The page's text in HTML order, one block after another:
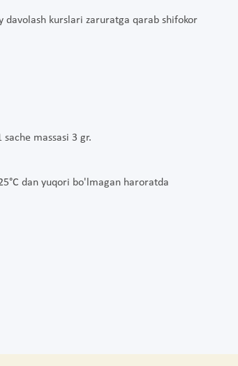
davolash kurslari zaruratga qarab shifokor
massasi 3 gr.
dan yuqori bo'lmagan haroratda